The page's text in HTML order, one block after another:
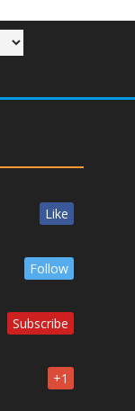
Like
Follow
Subscribe
+1